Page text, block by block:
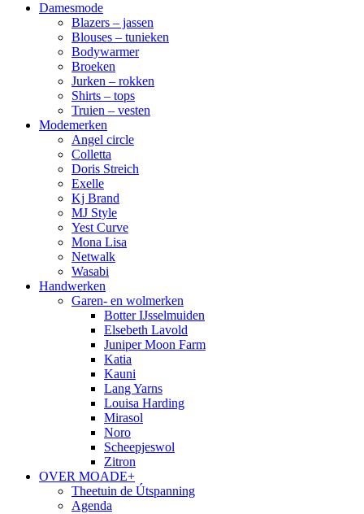
Damesmode
Blazers – jassen
Blouses – tunieken
Bodywarmer
Broeken
Jurken – rokken
Shirts – tops
Truien – vesten
Modemerken
Angel circle
Colletta
Doris Streich
Exelle
Kj Brand
MJ Style
Yest Curve
Mona Lisa
Netwalk
Wasabi
Handwerken
Garen- en wolmerken
Botter IJsselmuiden
Elsebeth Lavold
Juniper Moon Farm
Katia
Kauni
Lang Yarns
Louisa Harding
Mirasol
Noro
Scheepjeswol
Zitron
OVER MOADE+
Theetuin de Útspanning
Agenda